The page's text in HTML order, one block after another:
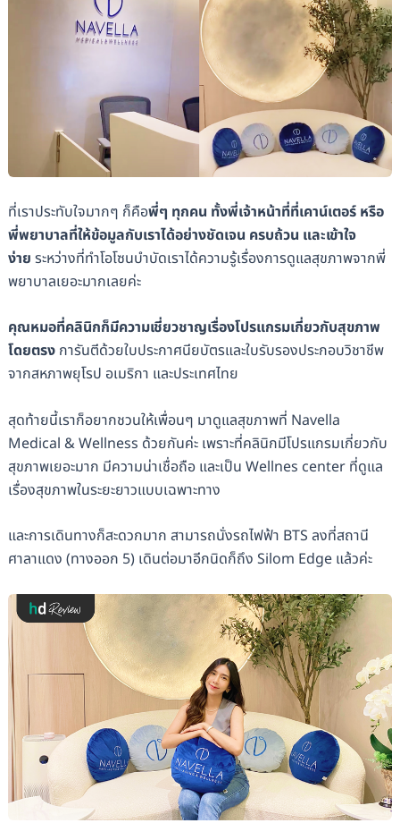
ที่เราประทับใจมากๆ ก็คือพี่ๆ ทุกคน ทั้งพี่เจ้าหน้าที่ที่เคาน์เตอร์ หรือ
พี่พยาบาลที่ให้ข้อมูลกับเราได้อย่างชัดเจน ครบถ้วน และเข้าใจ
ง่าย ระหว่างที่ทำโอโซนบำบัดเราได้ความรู้เรื่องการดูแลสุขภาพจากพี่
พยาบาลเยอะมากเลยค่ะ
คุณหมอที่คลินิกก็มีความเชี่ยวชาญเรื่องโปรแกรมเกี่ยวกับสุขภาพ
โดยตรง การันตีด้วยใบประกาศนียบัตรและใบรับรองประกอบวิชาชีพ
จากสหภาพยุโรป อเมริกา และประเทศไทย
สุดท้ายนี้เราก็อยากชวนให้เพื่อนๆ มาดูแลสุขภาพที่ Navella
Medical & Wellness ด้วยกันค่ะ เพราะที่คลินิกมีโปรแกรมเกี่ยวกับ
สุขภาพเยอะมาก มีความน่าเชื่อถือ และเป็น Wellnes center ที่ดูแล
เรื่องสุขภาพในระยะยาวแบบเฉพาะทาง
และการเดินทางก็สะดวกมาก สามารถนั่งรถไฟฟ้า BTS ลงที่สถานี
ศาลาแดง (ทางออก 5) เดินต่อมาอีกนิดก็ถึง Silom Edge แล้วค่ะ